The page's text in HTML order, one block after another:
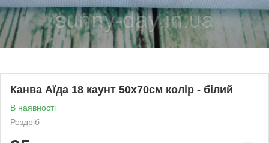
Канва Аїда 18 каунт 50х70см колір - білий
В наявності
Роздріб